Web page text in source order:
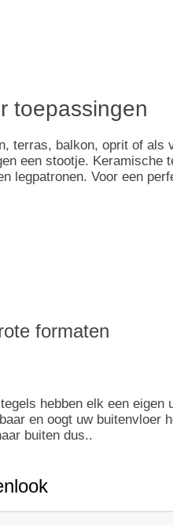
toepassingen
terras, balkon, oprit of als
een stootje. Keramische
legpatronen. Voor een
formaten
hebben elk een eigen
en oogt uw buitenvloer
buiten dus..